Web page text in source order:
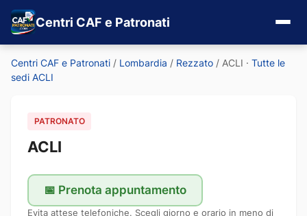
Centri CAF e Patronati
Centri CAF e Patronati / Lombardia / Rezzato / ACLI · Tutte le
sedi ACLI
PATRONATO
ACLI
📅 Prenota appuntamento
Evita attese telefoniche. Scegli giorno e orario in meno di